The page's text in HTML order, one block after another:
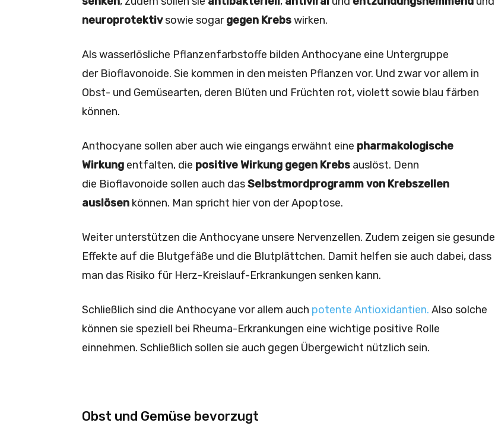
neuroprotektivsowie sogargegen Krebswirken.
Als wasserlösliche Pflanzenfarbstoffe bilden Anthocyane eine Untergruppe
der Bioflavonoide. Sie kommen in den meisten Pflanzen vor. Und zwar vor allem in
Obst- und Gemüsearten, deren Blüten und Früchten rot, violett sowie blau färben
können.
Anthocyane sollen aber auch wie eingangs erwähnt eine pharmakologische
Wirkung entfalten, die positive Wirkung gegen Krebs auslöst. Denn
die Bioflavonoide sollen auch dasSelbstmordprogramm von Krebszellen
auslösen können. Man spricht hier von der Apoptose.
Weiter unterstützen die Anthocyane unsere Nervenzellen. Zudem zeigen sie gesunde
Effekte auf die Blutgefäße und die Blutplättchen. Damit helfen sie auch dabei, dass
man das Risiko für Herz-Kreislauf-Erkrankungen senken kann.
Schließlich sind die Anthocyane vor allem auch potente Antioxidantien. Also solche
können sie speziell bei Rheuma-Erkrankungen eine wichtige positive Rolle
einnehmen. Schließlich sollen sie auch gegen Übergewicht nützlich sein.
Obst und Gemüse bevorzugt